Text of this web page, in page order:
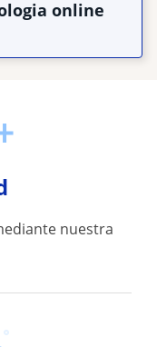
online
nuestra